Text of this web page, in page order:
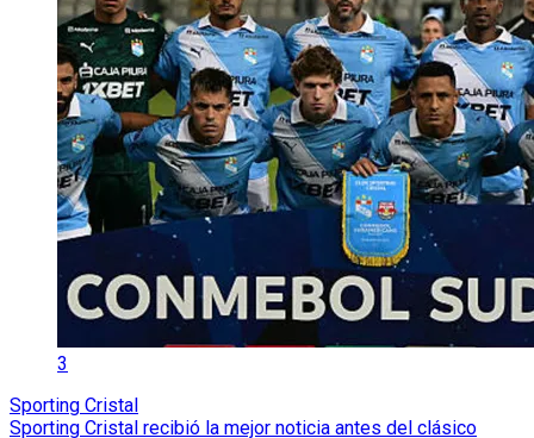
3
Sporting Cristal
Sporting Cristal recibió la mejor noticia antes del clásico